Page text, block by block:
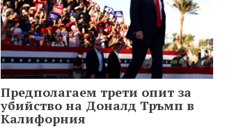
Предполагаем трети опит за
убийство на Доналд Тръмп в
Калифорния